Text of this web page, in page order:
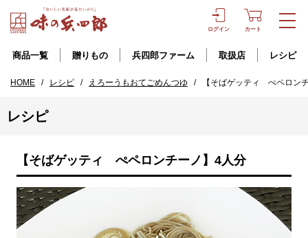
ログイン カート
商品一覧 贈りもの 兵四郎ファーム 取扱店 レシピ
HOME / レシピ / えろーうもおてごめんつゆ / 【そばゲッティ ぺペロン
レシピ
【そばゲッティ ぺペロンチーノ】4人分